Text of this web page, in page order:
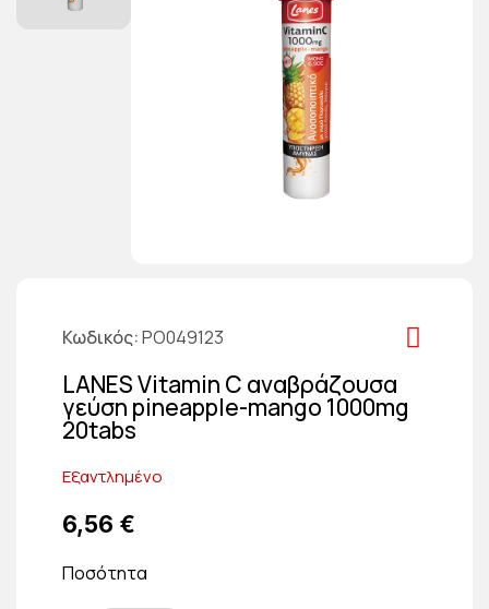
Κωδικός PO049123
LANES Vitamin C αναβράζουσα
γεύση pineapple-mango 1000mg
20tabs
Εξαντλημένο
6,56 €
Ποσότητα